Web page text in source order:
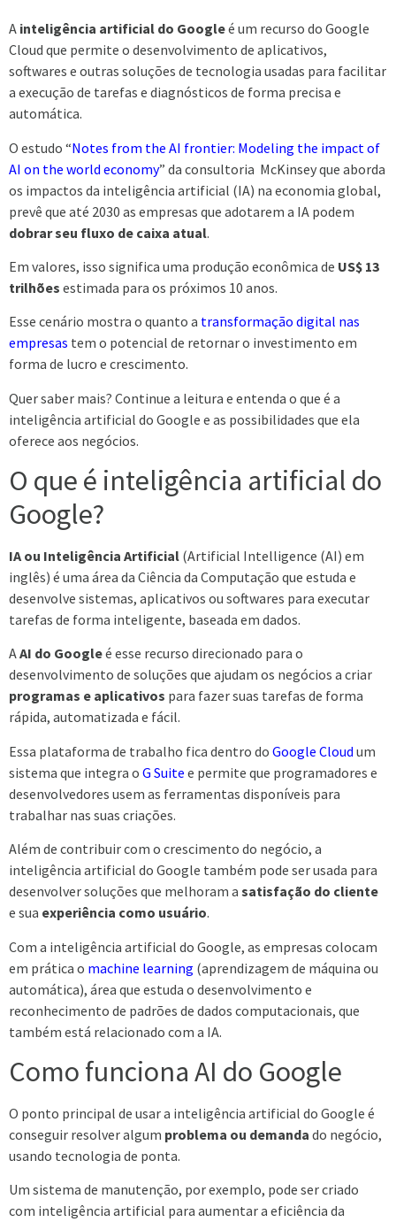
A inteligência artificial do Googleé um recurso do Google
Cloud que permite o desenvolvimento de aplicativos,
softwares e outras soluções de tecnologia usadas para facilitar
a execução de tarefas e diagnósticos de forma precisa e
automática.
O estudo “Notes from the AI frontier: Modeling the impact of
AI on the world economy” da consultoria McKinsey que aborda
os impactos da inteligência artificial (IA) na economia global,
prevê que até 2030 as empresas que adotarem a IA podem
dobrar seu fluxo de caixa atual.
Em valores, isso significa uma produção econômica de US$ 13
trilhões estimada para os próximos 10 anos.
Esse cenário mostra o quanto a transformação digital nas
empresas tem o potencial de retornar o investimento em
forma de lucro e crescimento.
Quer saber mais? Continue a leitura e entenda o que é a
inteligência artificial do Google e as possibilidades que ela
oferece aos negócios.
O que é inteligência artificial do
Google?
IA ou Inteligência Artificial (Artificial Intelligence (AI) em
inglês) é uma área da Ciência da Computação que estuda e
desenvolve sistemas, aplicativos ou softwares para executar
tarefas de forma inteligente, baseada em dados.
AAI do Googleé esse recurso direcionado para o
desenvolvimento de soluções que ajudam os negócios a criar
programas e aplicativos para fazer suas tarefas de forma
rápida, automatizada e fácil.
Essa plataforma de trabalho fica dentro do Google Cloud um
sistema que integra o G Suite e permite que programadores e
desenvolvedores usem as ferramentas disponíveis para
trabalhar nas suas criações.
Além de contribuir com o crescimento do negócio, a
inteligência artificial do Google também pode ser usada para
desenvolver soluções que melhoram a satisfação do cliente
e sua experiência como usuário.
Com a inteligência artificial do Google, as empresas colocam
em prática o machine learning (aprendizagem de máquina ou
automática), área que estuda o desenvolvimento e
reconhecimento de padrões de dados computacionais, que
também está relacionado com a IA.
Como funciona AI do Google
O ponto principal de usar a inteligência artificial do Google é
conseguir resolver algum problema ou demanda do negócio,
usando tecnologia de ponta.
Um sistema de manutenção, por exemplo, pode ser criado
com inteligência artificial para aumentar a eficiência da